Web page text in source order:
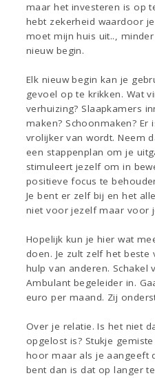
maar het investeren is op
hebt zekerheid waardoor
moet mijn huis uit..,
nieuw begin.
Elk nieuw begin kan je
gevoel op te krikken. Wat
verhuizing? Slaapkamers
maken? Schoonmaken?
vrolijker van wordt. Neem
een stappenplan om je
stimuleert jezelf om in
positieve focus te
Je bent er zelf bij en het
niet voor jezelf maar voor
Hopelijk kun je hier wat
doen. Je zult zelf het
hulp van anderen. Schakel
Ambulant begeleider in.
euro per maand. Zij
Over je relatie. Is het niet
opgelost is? Stukje
hoor maar als je aangeeft
bent dan is dat op langer